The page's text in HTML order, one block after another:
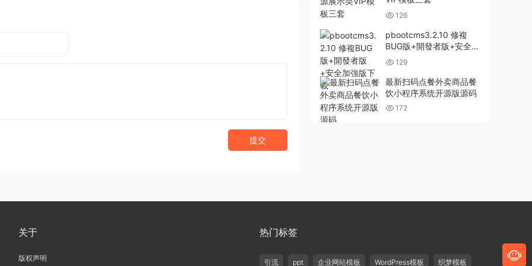
提交
126
pbootcms3.2.10 修複
BUG版+開發者版+安全加
強版下載
129
最新扫码点餐外卖商品餐
饮小程序系统开源版源码
172
关于
版权声明
热门标签
引流 ppt 企业网站模板 WordPress模板 织梦模板